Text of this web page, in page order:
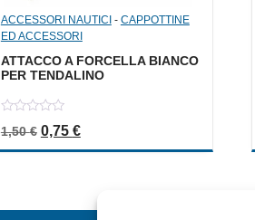
ACCESSORI NAUTICI - CAPPOTTINE
ED ACCESSORI
ATTACCO A FORCELLA BIANCO
PER TENDALINO
out
1,50€ Il prezzo originale era: 1,50 €.
0,75 €Il prezzo attuale è: 0,75 €.